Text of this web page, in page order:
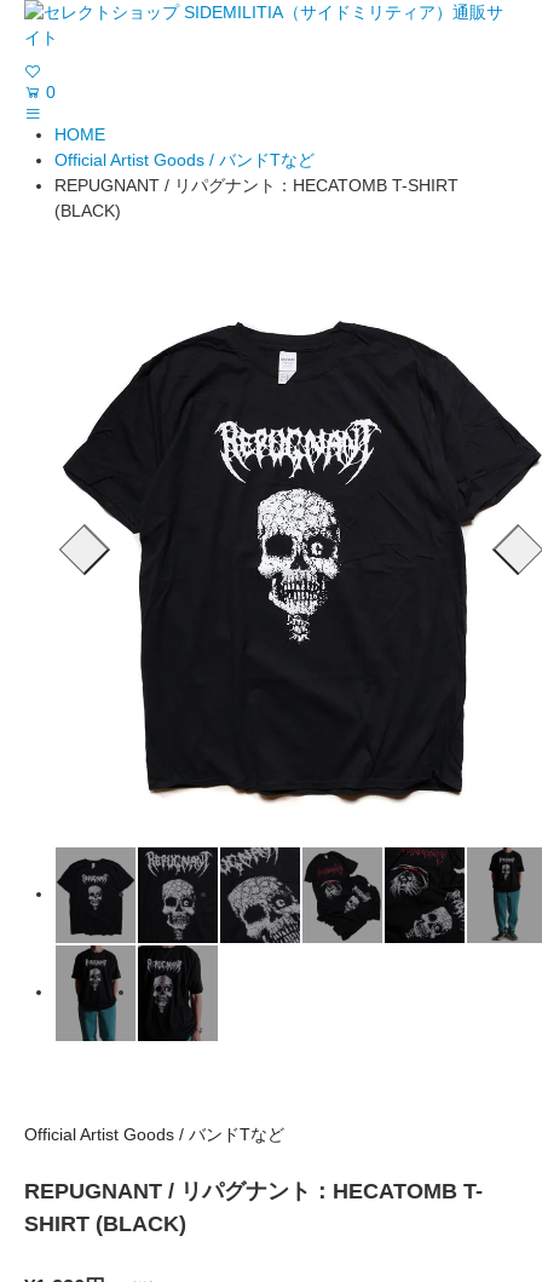
0
HOME
Official Artist Goods / バンドTなど
REPUGNANT / リパグナント：HECATOMB T-SHIRT
(BLACK)
Official Artist Goods / バンドTなど
REPUGNANT / リパグナント：HECATOMB T-
SHIRT (BLACK)